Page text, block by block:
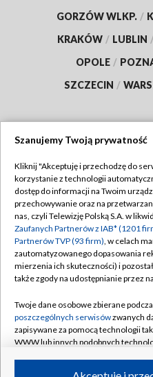
GORZÓW WLKP. /
KRAKÓW / LUBLIN
OPOLE /
SZCZECIN /
Abonament TVP
Emisja w TVP
Centrum informacji TVP
Naziemna Telewizja
Rada Programowa
System NOS
Informacje o nadawcy
Polityka
Szanujemy Twoją prywatność
Kliknij "Akceptuję i przechodzę do
korzystanie z technologii
dostęp do informacji na Twoim
przechowywanie oraz na
nas, czyli Telewizję Polską S.A. w
Zaufanych Partnerów z IAB* (1201
Partnerów TVP (93 firm), w celach
zautomatyzowanego dopasowania
mierzenia ich skuteczności) i
także zgody na udostępnianie przez
Twoje dane osobowe zbierane
poszczególnych serwisówzwanych
zapisywane za pomocą technologii
WWW lub innych podobnych